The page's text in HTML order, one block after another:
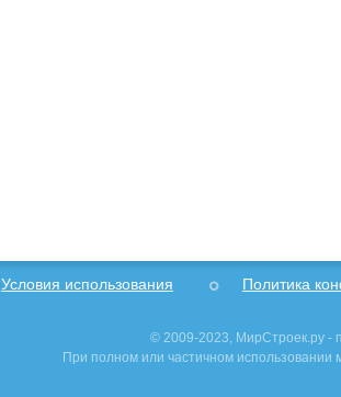
Условия использования Политика
© 2009-2023, МирСтроек.ру -
При полном или частичном использовании